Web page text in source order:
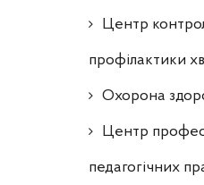
Центр
профілактики
Охорона
Центр
педагогічних